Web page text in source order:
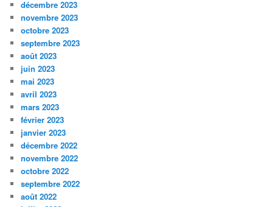
décembre 2023
novembre 2023
octobre 2023
septembre 2023
août 2023
juin 2023
mai 2023
avril 2023
mars 2023
février 2023
janvier 2023
décembre 2022
novembre 2022
octobre 2022
septembre 2022
août 2022